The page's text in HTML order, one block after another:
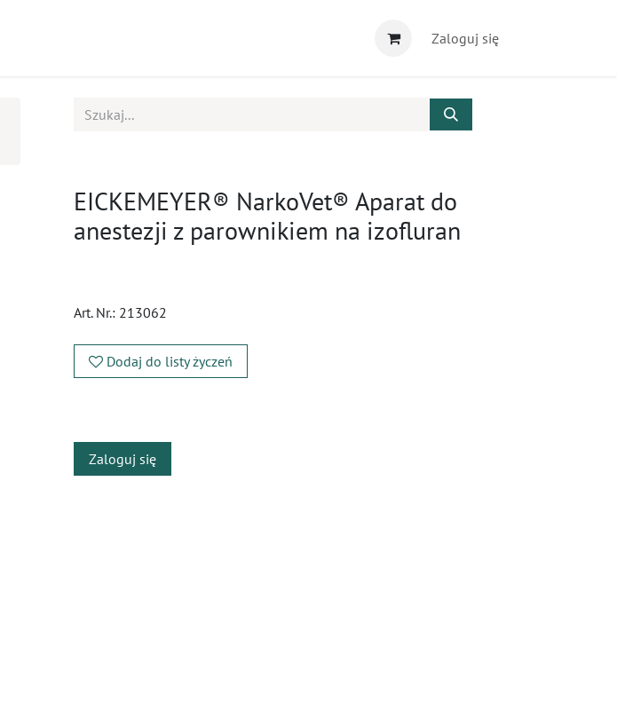
Zaloguj się
EICKEMEYER® NarkoVet® Aparat do
anestezji z parownikiem na izofluran
Art. Nr.: 213062
Dodaj do listy życzeń
Zaloguj się